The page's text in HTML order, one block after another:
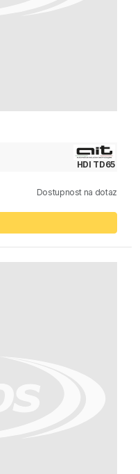
HDI TD65
Dostupnost na dotaz